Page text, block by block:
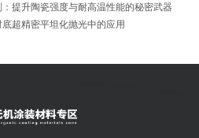
提升陶瓷强度与耐高温性能的秘密武器
超精密平坦化抛光中的应用